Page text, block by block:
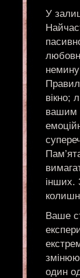
У
вікно;
вашим
інших.
Ваше
один